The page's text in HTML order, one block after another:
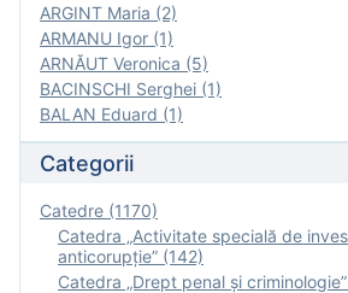
ARGINT Maria (2)
ARMANU Igor (1)
ARNĂUT Veronica (5)
BACINSCHI Serghei (1)
BALAN Eduard (1)
Categorii
Catedre (1170)
Catedra „Activitate specială de
anticorupție” (142)
Catedra „Drept penal și